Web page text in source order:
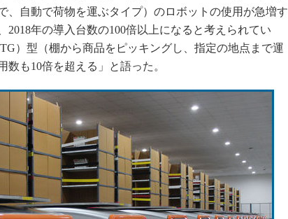
、自動で荷物を運ぶタイプ）のロボットの使用が急増す
2018年の導入台数の100倍以上になると考えられてい
）型（棚から商品をピッキングし、指定の地点まで運
も10倍を超える」と語った。